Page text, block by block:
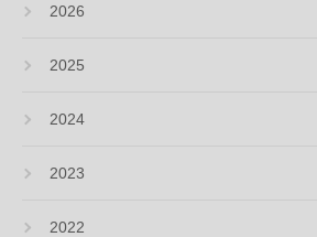
2026
2025
2024
2023
2022